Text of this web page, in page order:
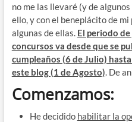
no me las llevaré (y de
ello, y con el beneplácito de
algunas de ellas. El periodo
concursos va desde que se
cumpleaños (6 de Julio)
este blog (1 de Agosto). De
Comenzamos:
He decidido habilitar la